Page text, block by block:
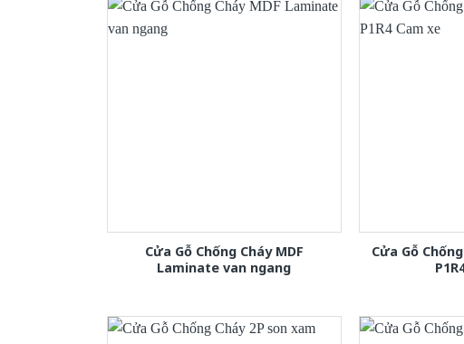
Cửa Gỗ Chống Cháy MDF
Laminate van ngang
Cửa Gỗ